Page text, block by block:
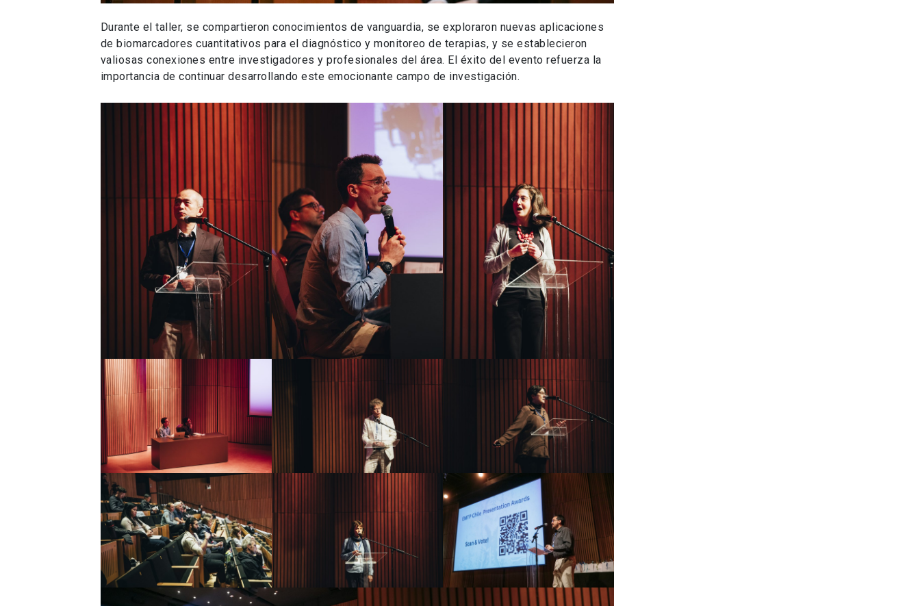
Durante el taller, se compartieron conocimientos de vanguardia, se exploraron nuevas aplicaciones
de biomarcadores cuantitativos para el diagnóstico y monitoreo de terapias, y se establecieron
valiosas conexiones entre investigadores y profesionales del área. El éxito del evento refuerza la
importancia de continuar desarrollando este emocionante campo de investigación.